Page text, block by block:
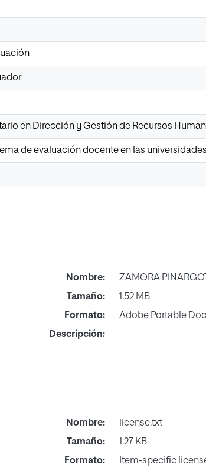
en Dirección y Gestión de Recursos
de evaluación docente en las universidades
Nombre:
ZAMORA
Tamaño:
1.52 MB
Formato:
Adobe Portable
Descripción:
Nombre:
license.txt
Tamaño:
1.27 KB
Formato:
Item-specific